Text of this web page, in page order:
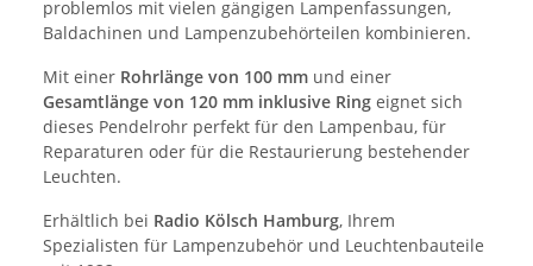
problemlos mit vielen gängigen Lampenfassungen,
Baldachinen und Lampenzubehörteilen kombinieren.
Mit einer Rohrlänge von 100 mm und einer
Gesamtlänge von 120 mm inklusive Ring eignet sich
dieses Pendelrohr perfekt für den Lampenbau, für
Reparaturen oder für die Restaurierung bestehender
Leuchten.
Erhältlich bei Radio Kölsch Hamburg, Ihrem
Spezialisten für Lampenzubehör und Leuchtenbauteile